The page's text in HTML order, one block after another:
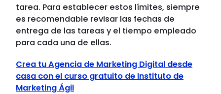
tarea. Para establecer estos límites, siempre
es recomendable revisar las fechas de
entrega de las tareas y el tiempo empleado
para cada una de ellas.
Crea tu Agencia de Marketing Digital desde
casa con el curso gratuito de Instituto de
Marketing Ágil